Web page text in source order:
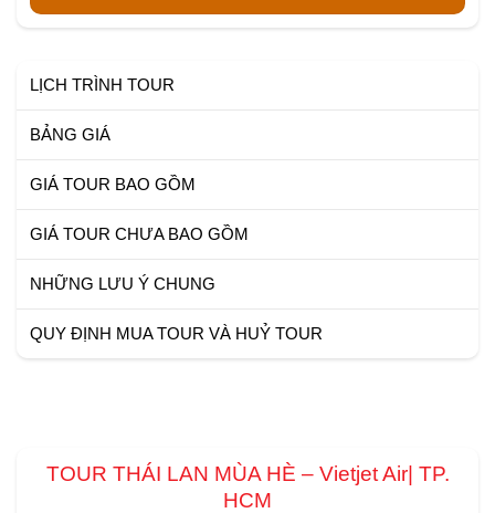
LỊCH TRÌNH TOUR
BẢNG GIÁ
GIÁ TOUR BAO GỒM
GIÁ TOUR CHƯA BAO GỒM
NHỮNG LƯU Ý CHUNG
QUY ĐỊNH MUA TOUR VÀ HUỶ TOUR
TOUR THÁI LAN MÙA HÈ – Vietjet Air| TP.
HCM